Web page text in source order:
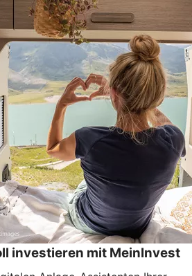
investieren mit MeinInvest